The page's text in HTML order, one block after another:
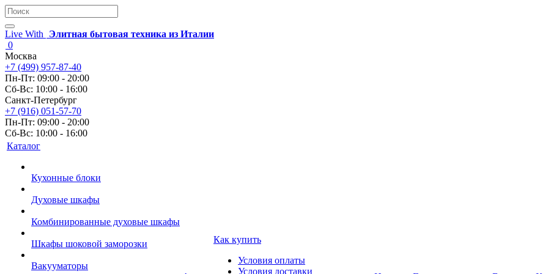
Live With
Элитная бытовая техника из Италии
0
Москва
+7 (499) 957-87-40
Пн-Пт: 09:00 - 20:00
Сб-Вс: 10:00 - 16:00
Санкт-Петербург
+7 (916) 051-57-70
Пн-Пт: 09:00 - 20:00
Сб-Вс: 10:00 - 16:00
Каталог
Кухонные блоки
Духовые шкафы
Комбинированные духовые шкафы
Шкафы шоковой заморозки
Вакууматоры
Как купить
Условия оплаты
Условия доставки